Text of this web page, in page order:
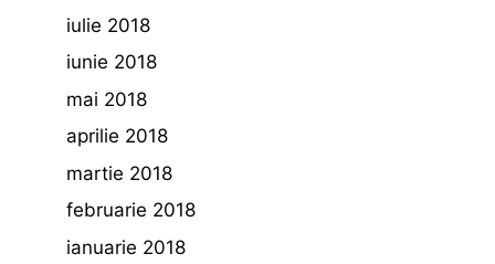
iulie 2018
iunie 2018
mai 2018
aprilie 2018
martie 2018
februarie 2018
ianuarie 2018